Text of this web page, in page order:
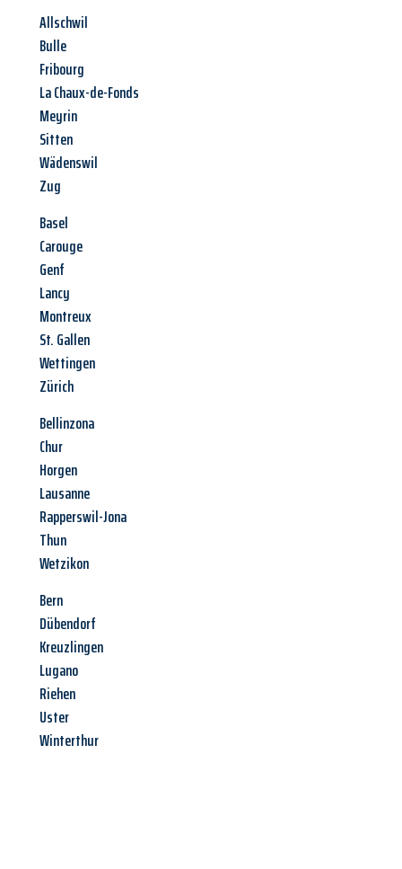
Allschwil
Bulle
Fribourg
La Chaux-de-Fonds
Meyrin
Sitten
Wädenswil
Zug
Basel
Carouge
Genf
Lancy
Montreux
St. Gallen
Wettingen
Zürich
Bellinzona
Chur
Horgen
Lausanne
Rapperswil-Jona
Thun
Wetzikon
Bern
Dübendorf
Kreuzlingen
Lugano
Riehen
Uster
Winterthur